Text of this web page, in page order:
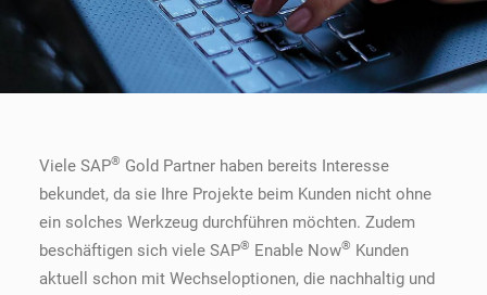
Viele SAP® Gold Partner haben bereits Interesse
bekundet, da sie Ihre Projekte beim Kunden nicht ohne
ein solches Werkzeug durchführen möchten. Zudem
beschäftigen sich viele SAP® Enable Now® Kunden
aktuell schon mit Wechseloptionen, die nachhaltig und